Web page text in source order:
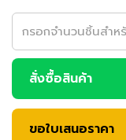
สั่งซื้อสินค้า
ขอใบเสนอราคา